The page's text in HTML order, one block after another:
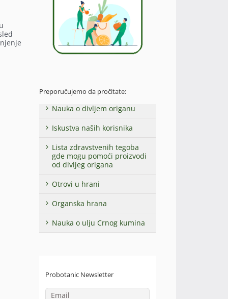
Preporučujemo da pročitate:
Nauka o divljem origanu
Iskustva naših korisnika
Lista zdravstvenih tegoba
gde mogu pomoći proizvodi
od divljeg origana
Otrovi u hrani
Organska hrana
Nauka o ulju Crnog kumina
Probotanic Newsletter